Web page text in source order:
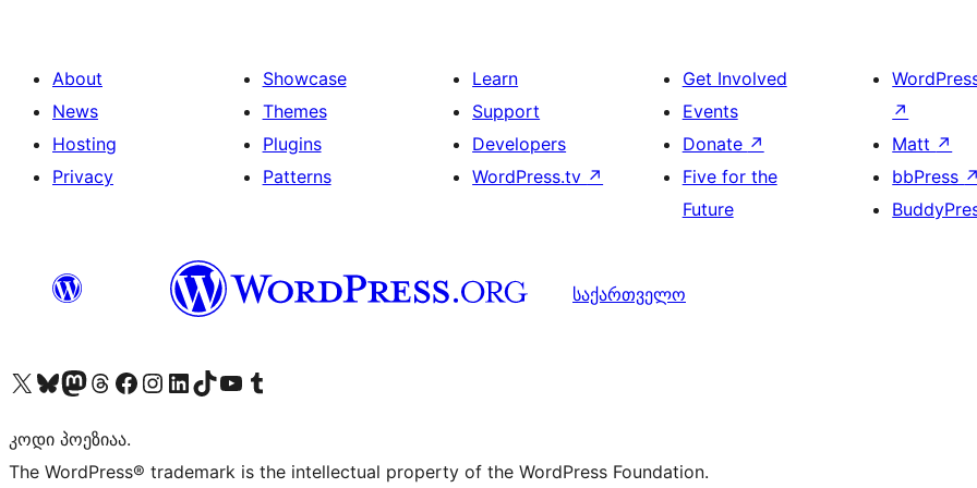
About
News
Hosting
Privacy
Showcase
Themes
Plugins
Patterns
Learn
Support
Developers
WordPress.tv ↗
Get Involved
Events
Donate ↗
Five for the
Future
↗
Matt ↗
bbPress ↗
საქართველო
Visit our X (formerly Twitter) account
Visit our Bluesky account
Visit our Mastodon account
Visit our Threads account
Visit our Facebook page
Visit our Instagram account
Visit our LinkedIn account
Visit our TikTok account
Visit our YouTube channel
Visit our Tumblr account
კოდი პოეზიაა.
The WordPress® trademark is the intellectual property of the WordPress Foundation.